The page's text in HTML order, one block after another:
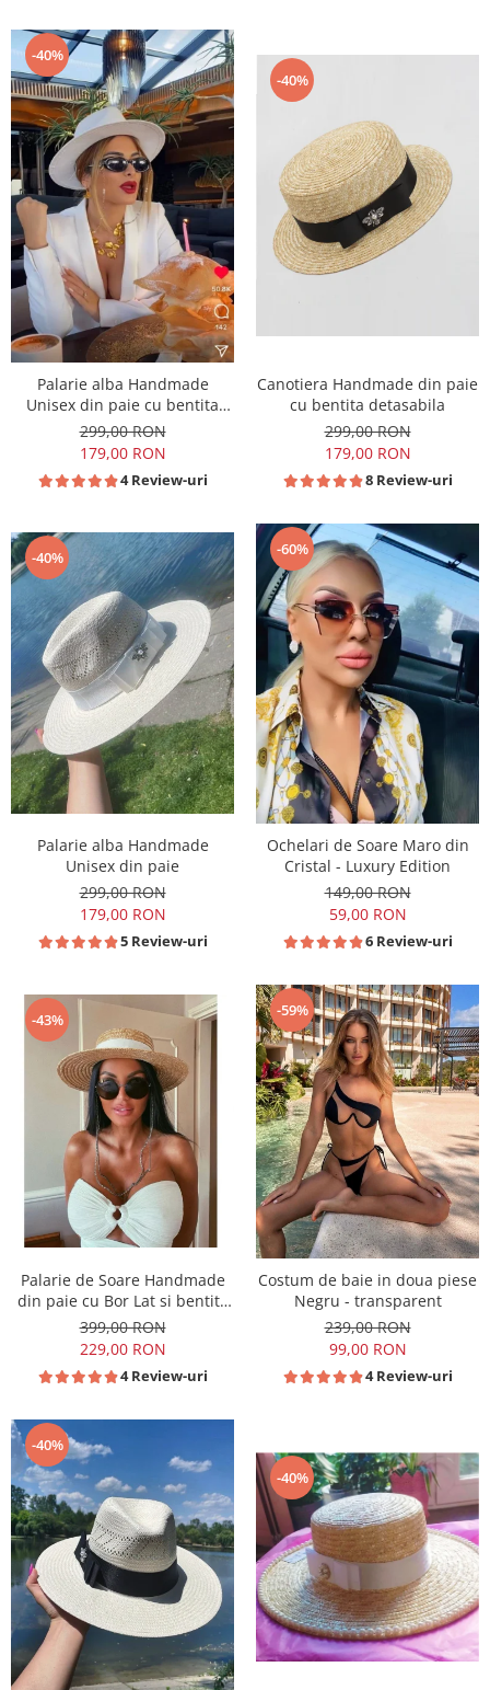
-40%
Palarie alba Handmade
Unisex din paie cu bentita
detasabila
299,00 RON
179,00 RON
4 Review-uri
-40%
Canotiera Handmade din paie
cu bentita detasabila
299,00 RON
179,00 RON
8 Review-uri
-40%
Palarie alba Handmade
Unisex din paie
299,00 RON
179,00 RON
5 Review-uri
-60%
Ochelari de Soare Maro din
Cristal - Luxury Edition
149,00 RON
59,00 RON
6 Review-uri
-43%
Palarie de Soare Handmade
din paie cu Bor Lat si bentita
detasabila la alegere
399,00 RON
229,00 RON
4 Review-uri
-59%
Costum de baie in doua piese
Negru - transparent
239,00 RON
99,00 RON
4 Review-uri
-40%
-40%